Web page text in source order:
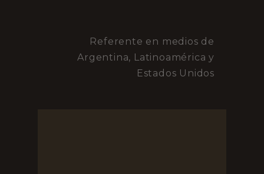
Referente en medios de
Argentina, Latinoamérica y
Estados Unidos